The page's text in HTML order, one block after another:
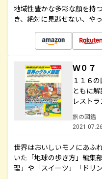
地域性豊かな多彩な顔を持
き、絶対に見逃せない、や
Ｗ０７
１１６
ともに
レスト
旅の図鑑
世界はおいしいモノにあふ
いた「地球の歩き方」編集
理」や「スイーツ」「ドリ